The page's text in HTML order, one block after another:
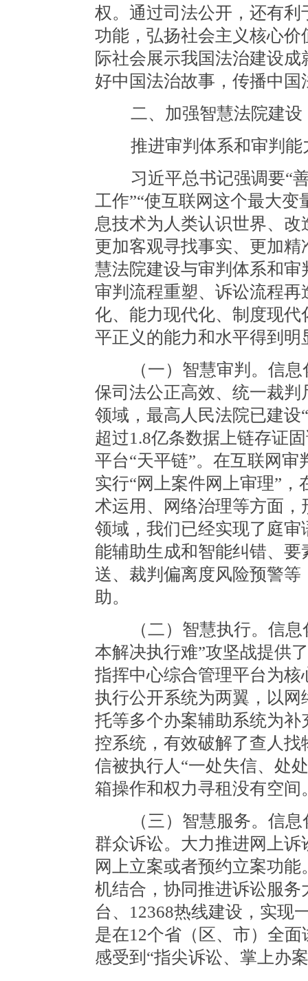
权。通过司法公开，还有
功能，弘扬社会主义核心
际社会展示我国法治建设
好中国法治故事，传播中国
二、加强智慧法院建设
推进审判体系和审判能
习近平总书记强调要“善
工作”“使互联网这个最大
息技术为人类认识世界、
更加客观寻找事实、更加
慧法院建设与审判体系和
审判流程重塑、诉讼流程
化、能力现代化、制度现
平正义的能力和水平得到明
（一）智慧审判。信息
保司法公正高效、统一裁
领域，最高人民法院已建设
超过1.8亿条数据上链存证
平台“天平链”。在互联网
实行“网上案件网上审理”
术运用、网络治理等方面
领域，我们已经实现了庭
能辅助生成和智能纠错、要
送、裁判偏离度风险预警
助。
（二）智慧执行。信息
本解决执行难”攻坚战提供
指挥中心综合管理平台为
执行公开系统为两翼，以
托等多个办案辅助系统为
控系统，有效破解了查人
信被执行人“一处失信、处
箱操作和权力寻租没有空间
（三）智慧服务。信息
群众诉讼。大力推进网上
网上立案或者预约立案功
机结合，协同推进诉讼服
台、12368热线建设，实现
是在12个省（区、市）全
感受到“指尖诉讼、掌上办